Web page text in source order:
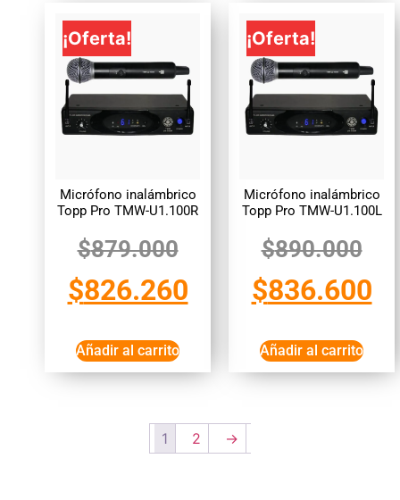
¡Oferta!
Micrófono inalámbrico
Topp Pro TMW-U1.100R
$879.000
$826.260
Añadir al carrito
¡Oferta!
Micrófono inalámbrico
Topp Pro TMW-U1.100L
$890.000
$836.600
Añadir al carrito
1 2 →